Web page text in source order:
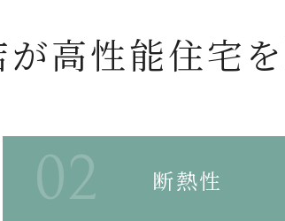
高性能住宅を
断熱性